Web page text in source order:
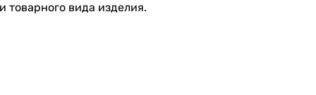
товарного вида изделия.